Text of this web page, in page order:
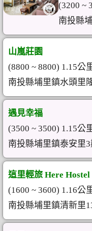
(3200 ~
南投縣
山嵐莊園
(8800 ~ 8800) 1.15公
南投縣埔里鎮水頭里
遇見幸福
(3500 ~ 3500) 1.15公
南投縣埔里鎮泰安里
這里輕旅 Here Hostel
(1600 ~ 3600) 1.16公
南投縣埔里鎮清新里